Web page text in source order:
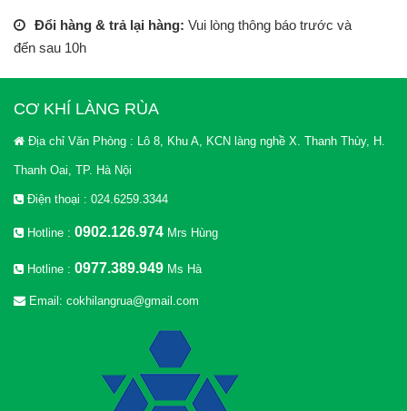
Đổi hàng & trả lại hàng: Vui lòng thông báo trước và
đến sau 10h
CƠ KHÍ LÀNG RÙA
Địa chỉ Văn Phòng : Lô 8, Khu A, KCN làng nghề X. Thanh Thùy, H.
Thanh Oai, TP. Hà Nội
Điện thoại : 024.6259.3344
Hotline : 0902.126.974 Mrs Hùng
Hotline : 0977.389.949 Ms Hà
Email: cokhilangrua@gmail.com